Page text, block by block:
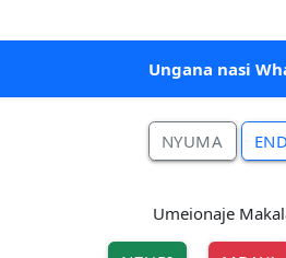
Ungana nasi
NYUMA
Umeionaje